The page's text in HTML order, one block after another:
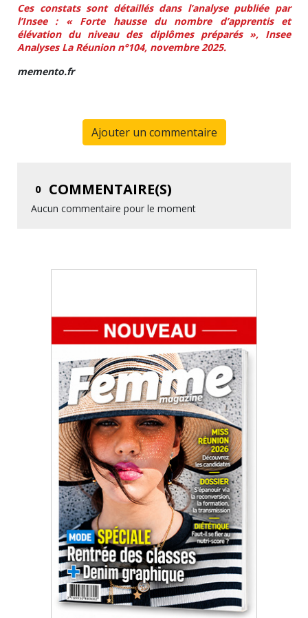
Ces constats sont détaillés dans l’analyse publiée par
l’Insee : « Forte hausse du nombre d’apprentis et
élévation du niveau des diplômes préparés », Insee
Analyses La Réunion n°104, novembre 2025.
memento.fr
Ajouter un commentaire
0 COMMENTAIRE(S)
Aucun commentaire pour le moment